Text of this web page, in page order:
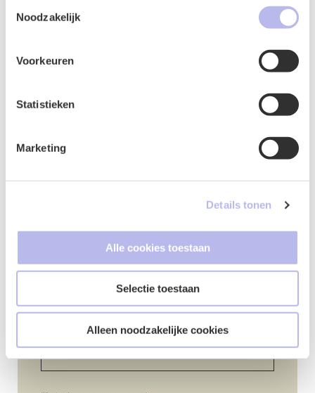
uw gebruik van hun services.
Noodzakelijk
Voorkeuren
Statistieken
Marketing
Details tonen
Alle cookies toestaan
Selectie toestaan
Alleen noodzakelijke cookies
Contactformulier
Naam*
E-mailadres*